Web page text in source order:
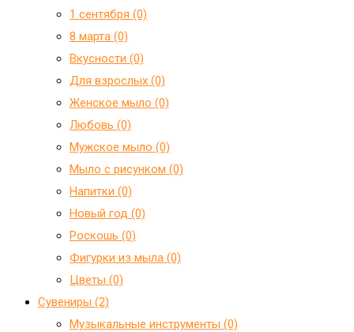
1 сентября (0)
8 марта (0)
Вкусности (0)
Для взрослых (0)
Женское мыло (0)
Любовь (0)
Мужское мыло (0)
Мыло с рисунком (0)
Напитки (0)
Новый год (0)
Роскошь (0)
Фигурки из мыла (0)
Цветы (0)
Сувениры (2)
Mузыкальные инструменты (0)